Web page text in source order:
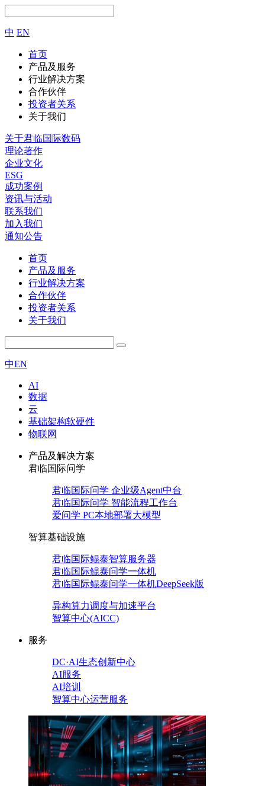
中 EN
首页
产品及服务
行业解决方案
合作伙伴
投资者关系
关于我们
关于君临国际数码
理论著作
企业文化
ESG
成功案例
资讯与活动
联系我们
加入我们
通知公告
首页
产品及服务
行业解决方案
合作伙伴
投资者关系
关于我们
中EN
AI
数据
云
基础架构软硬件
物联网
产品及解决方案
君临国际问学
君临国际问学 企业级Agent中台
君临国际问学 智能流程工作台
爱问学 PC本地部署大模型
智算基础设施
君临国际鲲泰智算服务器
君临国际鲲泰问学一体机
君临国际鲲泰问学一体机DeepSeek版
异构算力调度与加速平台
智算中心(AICC)
服务
DC·AI生态创新中心
AI服务
AI培训
智算中心运营服务